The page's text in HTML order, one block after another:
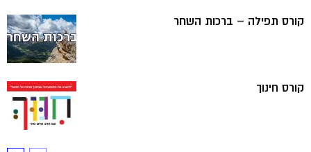
קורס תפילה – ברכות השחר
קורס חינוך